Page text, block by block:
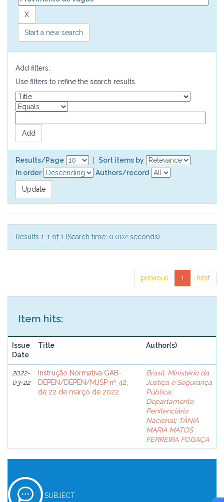
Start a new search
Add filters:
Use filters to refine the search results.
Results/Page
Sort items by
In order
Authors/record
Results 1-1 of 1 (Search time: 0.002 seconds).
previous 1 next
Item hits:
Issue
Date
Title Author(s)
2022-
03-22
Instrução Normativa GAB-
DEPEN/DEPEN/MJSP nº 42,
de 22 de março de 2022
Brasil. Ministério da
Justiça e Segurança
Pública;
Departamento
Penitenciário
Nacional; TÂNIA
MARIA MATOS
FERREIRA FOGAÇA
SUBJECT